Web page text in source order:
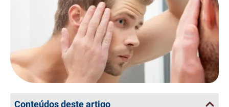
Conteúdos deste artigo